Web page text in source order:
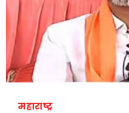
महाराष्ट्र